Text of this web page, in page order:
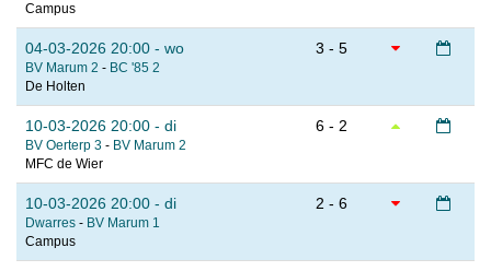
Campus
04-03-2026 20:00 - wo
BV Marum 2 - BC '85 2
De Holten
3 - 5
10-03-2026 20:00 - di
BV Oerterp 3 - BV Marum 2
MFC de Wier
6 - 2
10-03-2026 20:00 - di
Dwarres - BV Marum 1
Campus
2 - 6